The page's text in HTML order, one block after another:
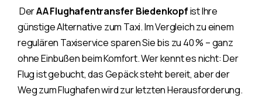
DerAA Flughafentransfer Biedenkopfist Ihre
günstige Alternative zum Taxi. Im Vergleich zu einem
regulären Taxiservice sparen Sie bis zu 40 % – ganz
ohne Einbußen beim Komfort. Wer kennt es nicht: Der
Flug ist gebucht, das Gepäck steht bereit, aber der
Weg zum Flughafen wird zur letzten Herausforderung.